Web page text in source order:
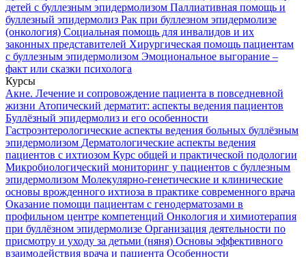
детей с буллезным эпидермолизом Паллиативная помощь и
буллезный эпидермолиз Рак при буллезном эпидермолизе
(онкология) Социальная помощь для инвалидов и их
законных представителей Хирургическая помощь пациентам
с буллезным эпидермолизом Эмоциональное выгорание –
факт или сказки психолога
Курсы
Акне. Лечение и сопровождение пациента в повседневной
жизни Атопический дерматит: аспекты ведения пациентов
Буллёзный эпидермолиз и его особенности
Гастроэнтерологические аспекты ведения больных буллёзным
эпидермолизом Дерматологические аспекты ведения
пациентов с ихтиозом Курс общей и практической подологии
Микробиологический мониторинг у пациентов с буллезным
эпидермолизом Молекулярно-генетические и клинические
основы врожденного ихтиоза в практике современного врача
Оказание помощи пациентам с генодерматозами в
профильном центре компетенций Онкология и химиотерапия
при буллёзном эпидермолизе Организация деятельности по
присмотру и уходу за детьми (няня) Основы эффективного
взаимодействия врача и пациента Особенности